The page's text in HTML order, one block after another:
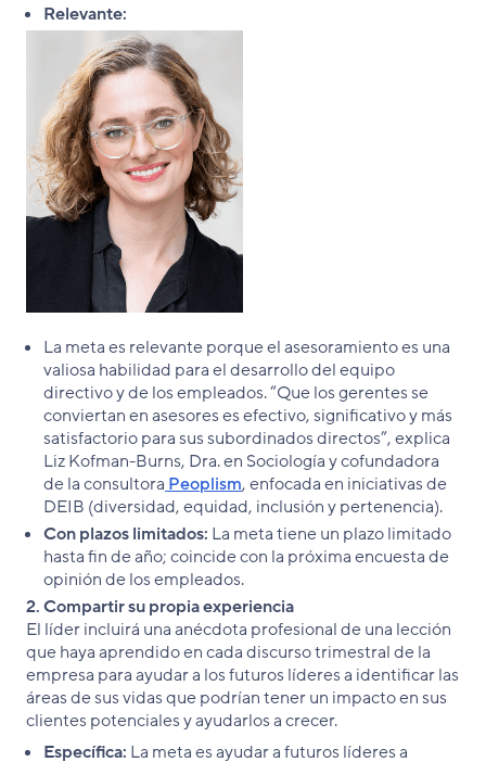
Relevante:
La meta es relevante porque el asesoramiento es una
valiosa habilidad para el desarrollo del equipo
directivo y de los empleados. “Que los gerentes se
conviertan en asesores es efectivo, significativo y más
satisfactorio para sus subordinados directos”, explica
Liz Kofman-Burns, Dra. en Sociología y cofundadora
de la consultora Peoplism, enfocada en iniciativas de
DEIB (diversidad, equidad, inclusión y pertenencia).
Con plazos limitados: La meta tiene un plazo limitado
hasta fin de año; coincide con la próxima encuesta de
opinión de los empleados.
2. Compartir su propia experiencia
El líder incluirá una anécdota profesional de una lección
que haya aprendido en cada discurso trimestral de la
empresa para ayudar a los futuros líderes a identificar las
áreas de sus vidas que podrían tener un impacto en sus
clientes potenciales y ayudarlos a crecer.
Específica: La meta es ayudar a futuros líderes a